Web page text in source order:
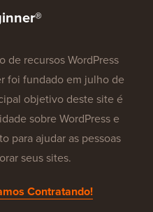
de recursos WordPress
foi fundado em julho de
objetivo deste site é
sobre WordPress e
para ajudar as pessoas
seus sites.
Contratando!